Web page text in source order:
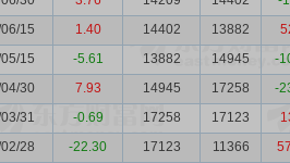
15
1.40 14402 13882
15
-5.61 13882 14945
-
30
7.93 14945 17258
-
31
-0.69 17258 17123
28
-22.30 17123 11366